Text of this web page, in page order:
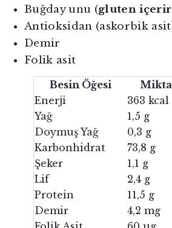
Buğday unu (gluten içerir
Antioksidan (askorbik
Demir
Folik asit
Besin Öğesi
Enerji
363 kcal
Yağ
1,5 g
Doymuş Yağ
0,3 g
Karbonhidrat
73,8 g
Şeker
1,1 g
Lif
2,4 g
Protein
11,5 g
Demir
4,2 mg